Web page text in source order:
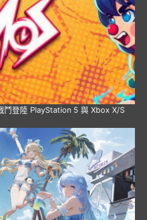
鬥登陸 PlayStation 5 與 Xbox X/S